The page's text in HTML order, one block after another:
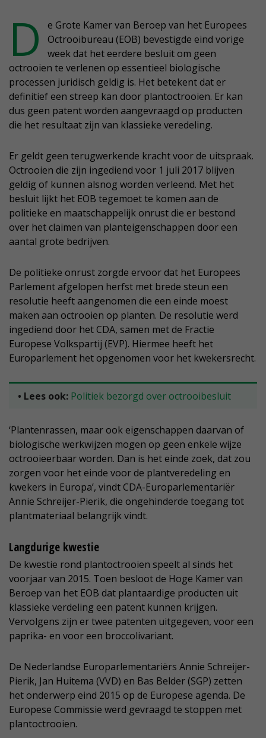
D
e Grote Kamer van Beroep van het Europees
Octrooibureau (EOB) bevestigde eind vorige
week dat het eerdere besluit om geen
octrooien te verlenen op essentieel biologische
processen juridisch geldig is. Het betekent dat er
definitief een streep kan door plantoctrooien. Er kan
dus geen patent worden aangevraagd op producten
die het resultaat zijn van klassieke veredeling.
Er geldt geen terugwerkende kracht voor de uitspraak.
Octrooien die zijn ingediend voor 1 juli 2017 blijven
geldig of kunnen alsnog worden verleend. Met het
besluit lijkt het EOB tegemoet te komen aan de
politieke en maatschappelijk onrust die er bestond
over het claimen van planteigenschappen door een
aantal grote bedrijven.
De politieke onrust zorgde ervoor dat het Europees
Parlement afgelopen herfst met brede steun een
resolutie heeft aangenomen die een einde moest
maken aan octrooien op planten. De resolutie werd
ingediend door het CDA, samen met de Fractie
Europese Volkspartij (EVP). Hiermee heeft het
Europarlement het opgenomen voor het kwekersrecht.
• Lees ook: Politiek bezorgd over octrooibesluit
‘Plantenrassen, maar ook eigenschappen daarvan of
biologische werkwijzen mogen op geen enkele wijze
octrooieerbaar worden. Dan is het einde zoek, dat zou
zorgen voor het einde voor de plantveredeling en
kwekers in Europa’, vindt CDA-Europarlementariër
Annie Schreijer-Pierik, die ongehinderde toegang tot
plantmateriaal belangrijk vindt.
Langdurige kwestie
De kwestie rond plantoctrooien speelt al sinds het
voorjaar van 2015. Toen besloot de Hoge Kamer van
Beroep van het EOB dat plantaardige producten uit
klassieke verdeling een patent kunnen krijgen.
Vervolgens zijn er twee patenten uitgegeven, voor een
paprika- en voor een broccolivariant.
De Nederlandse Europarlementariërs Annie Schreijer-
Pierik, Jan Huitema (VVD) en Bas Belder (SGP) zetten
het onderwerp eind 2015 op de Europese agenda. De
Europese Commissie werd gevraagd te stoppen met
plantoctrooien.